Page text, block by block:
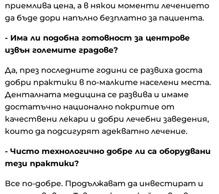
приемлива цена, а в някои моменти лечението
да бъде дори напълно безплатно за пациента.
- Има ли подобна готовност за центрове
извън големите градове?
Да, през последните години се развиха доста
добри практики в по-малките населени места.
Денталната медицина се развива и имаме
достатъчно национално покритие от
качествени лекари и добри лечебни заведения,
които да подсигурят адекватно лечение.
- Чисто технологично добре ли са оборудвани
тези практики?
Все по-добре. Продължават да инвестират и